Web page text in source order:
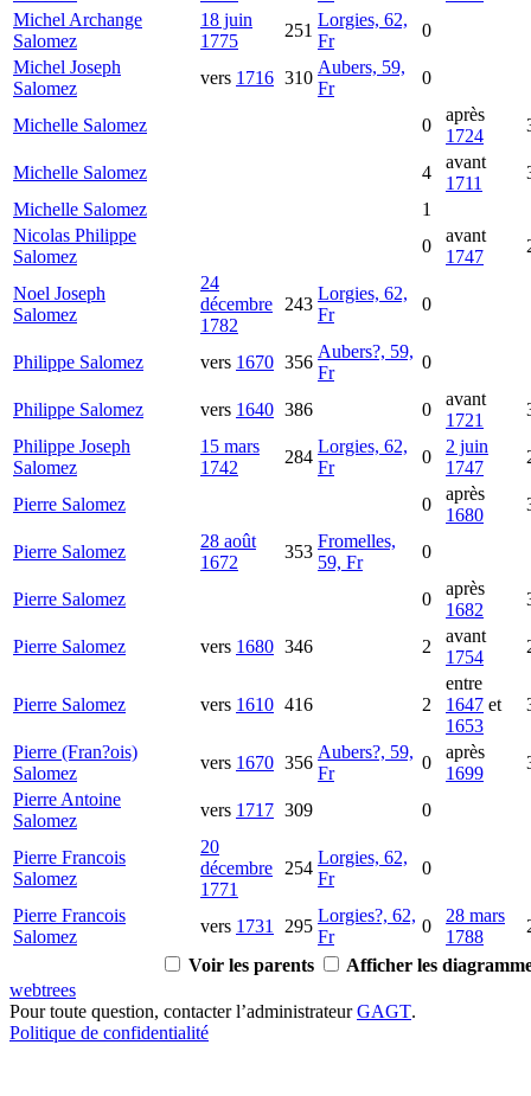
Michel Archange
Salomez
18 juin
1775
251
Lorgies, 62,
Fr
0
Michel Joseph
Salomez
vers 1716 310
Aubers, 59,
Fr
0
Michelle Salomez 0
après
1724
Michelle Salomez 4
avant
1711
Michelle Salomez
1
Nicolas Philippe
Salomez
0
avant
1747
Noel Joseph
Salomez
24
décembre
1782
243
Lorgies, 62,
Fr
0
Philippe Salomez vers 1670 356
Aubers?, 59,
Fr
0
Philippe Salomez vers 1640 386 0
avant
1721
Philippe Joseph
Salomez
15 mars
1742
284
Lorgies, 62,
Fr
0
2 juin
1747
Pierre Salomez 0
après
1680
Pierre Salomez
28 août
1672
353
Fromelles,
59, Fr
0
Pierre Salomez 0
après
1682
Pierre Salomez vers 1680 346 2
avant
1754
Pierre Salomez vers 1610 416 2
entre
1647 et
1653
Pierre (Fran?ois)
Salomez
vers 1670 356
Aubers?, 59,
Fr
0
après
1699
Pierre Antoine
Salomez
vers 1717 309 0
Pierre Francois
Salomez
20
décembre
1771
254
Lorgies, 62,
Fr
0
Pierre Francois
Salomez
vers 1731 295
Lorgies?, 62,
Fr
0
28 mars
1788
Voir les parents
Afficher les
webtrees
Pour toute question, contacter l’administrateurGAGT.
Politique de confidentialité